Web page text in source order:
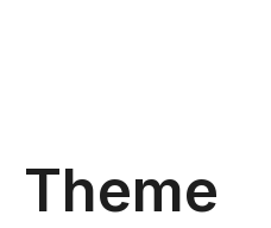
Theme